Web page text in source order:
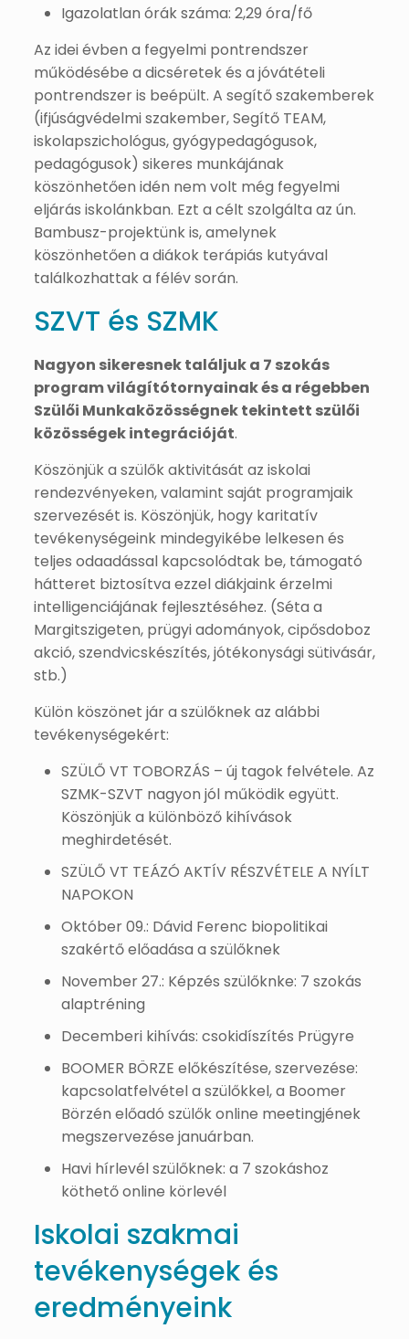
Igazolatlan órák száma: 2,29 óra/fő
Az idei évben a fegyelmi pontrendszer
működésébe a dicséretek és a jóvátételi
pontrendszer is beépült. A segítő szakemberek
(ifjúságvédelmi szakember, Segítő TEAM,
iskolapszichológus, gyógypedagógusok,
pedagógusok) sikeres munkájának
köszönhetően idén nem volt még fegyelmi
eljárás iskolánkban. Ezt a célt szolgálta az ún.
Bambusz-projektünk is, amelynek
köszönhetően a diákok terápiás kutyával
találkozhattak a félév során.
SZVT és SZMK
Nagyon sikeresnektaláljuka 7 szokás
programvilágítótornyainakésa régebben
Szülői Munkaközösségnektekintett szülői
közösségekintegrációját.
Köszönjük a szülők aktivitását az iskolai
rendezvényeken, valamint saját programjaik
szervezését is. Köszönjük, hogy karitatív
tevékenységeink mindegyikébe lelkesen és
teljes odaadással kapcsolódtak be, támogató
hátteret biztosítva ezzel diákjaink érzelmi
intelligenciájának fejlesztéséhez. (Séta a
Margitszigeten, prügyi adományok, cipősdoboz
akció, szendvicskészítés, jótékonysági sütivásár,
stb.)
Külön köszönet jár a szülőknek az alábbi
tevékenységekért:
SZÜLŐ VT TOBORZÁS – új tagok felvétele. Az
SZMK-SZVT nagyon jól működik együtt.
Köszönjük a különböző kihívások
meghirdetését.
SZÜLŐ VT TEÁZÓ AKTÍV RÉSZVÉTELE A NYÍLT
NAPOKON
Október 09.: Dávid Ferenc biopolitikai
szakértő előadása a szülőknek
November 27.: Képzés szülőknke: 7 szokás
alaptréning
Decemberi kihívás: csokidíszítés Prügyre
BOOMER BÖRZE előkészítése, szervezése:
kapcsolatfelvétel a szülőkkel, a Boomer
Börzén előadó szülők online meetingjének
megszervezése januárban.
Havi hírlevél szülőknek: a 7 szokáshoz
köthető online körlevél
Iskolai szakmai
tevékenységek és
eredményeink